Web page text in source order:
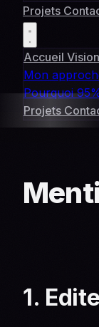
Projets
Accueil Vision
Mon
Pourquoi
Projets
1.